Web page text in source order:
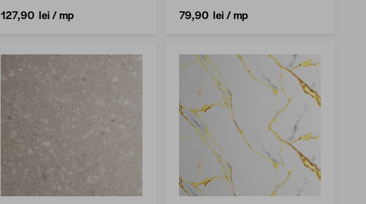
127,90 lei/ mp 79,90 lei/ mp